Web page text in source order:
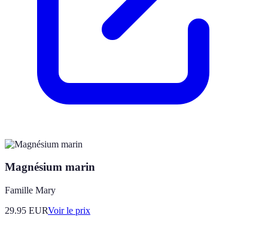
Magnésium marin
Famille Mary
29.95 EURVoir le prix